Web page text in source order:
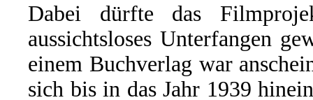
Dabei dürfte das
aussichtsloses Unterfangen
einem Buchverlag war
sich bis in das Jahr 1939